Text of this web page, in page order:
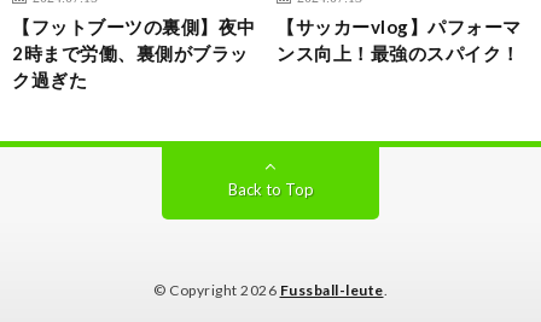
【フットブーツの裏側】夜中
2時まで労働、裏側がブラッ
ク過ぎた
【サッカーvlog】パフォーマ
ンス向上！最強のスパイク！
Back to Top
© Copyright 2026 Fussball-leute.